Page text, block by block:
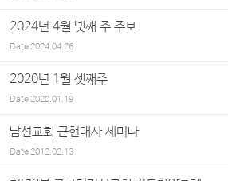
2024년 4월 넷째 주 주보
Date2024.04.26
2020년 1월 셋째주
Date2020.01.19
남선교회 근현대사 세미나
Date2012.02.13